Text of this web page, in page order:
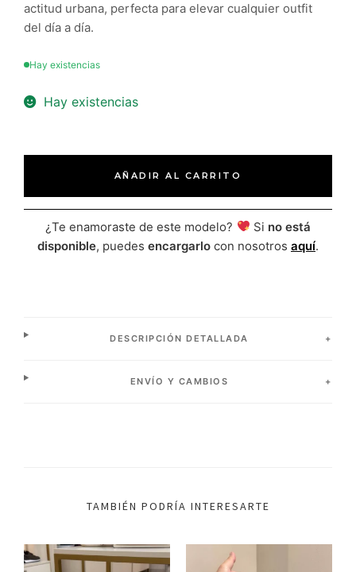
actitud urbana, perfecta para elevar cualquier outfit
del día a día.
Hay existencias
Hay existencias
AÑADIR AL CARRITO
¿Te enamoraste de este modelo? Si no está
disponible, puedes encargarlo con nosotros aquí.
DESCRIPCIÓN DETALLADA
ENVÍO Y CAMBIOS
TAMBIÉN PODRÍA INTERESARTE